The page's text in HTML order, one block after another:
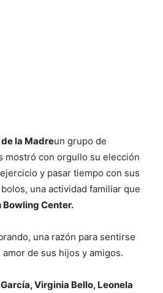
la Madreun grupo de
mostró con orgullo su elección
y pasar tiempo con sus
una actividad familiar que
Bowling Center.
una razón para sentirse
de sus hijos y amigos.
Virginia Bello, Leonela